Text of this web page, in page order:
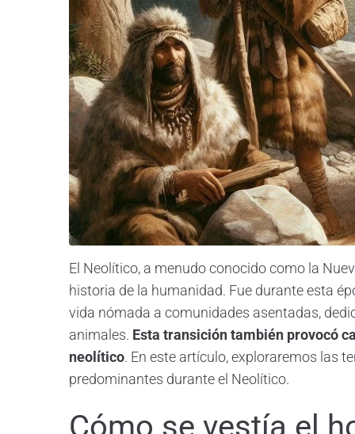
El Neolítico, a menudo conocido como la
historia de la humanidad. Fue durante esta
vida nómada a comunidades asentadas,
animales. Esta transición también provocó
neolítico. En este artículo, exploraremos las
predominantes durante el Neolítico.
Cómo se vestía el